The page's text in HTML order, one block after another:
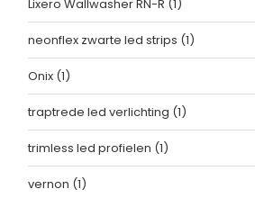
Lixero Wallwasher RN-R (1)
neonflex zwarte led strips (1)
Onix (1)
traptrede led verlichting (1)
trimless led profielen (1)
vernon (1)